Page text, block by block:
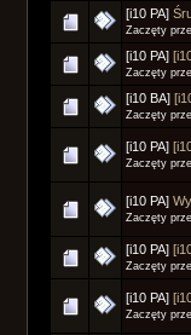
[i10 PA]
Zaczęty
[i10 PA]
Zaczęty
[i10 BA]
Zaczęty
[i10 PA]
Zaczęty
[i10 PA]
Zaczęty
[i10 PA]
Zaczęty
[i10 PA]
Zaczęty